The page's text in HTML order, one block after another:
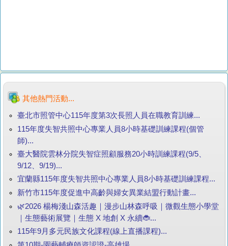
其他熱門活動...
臺北市照管中心115年度第3次長照人員在職教育訓練...
115年度失智共照中心專業人員8小時基礎訓練課程(個管
師)...
臺大醫院雲林分院失智症照顧服務20小時訓練課程(9/5、
9/12、9/19)...
宜蘭縣115年度失智共照中心專業人員8小時基礎訓練課程...
新竹市115年度促進中高齡與婦女異業結盟行動計畫...
🌿2026 楊梅淺山森活趣｜漫步山林森呼吸｜微觀生態小學堂
｜生態藝術展覽｜生態 X 地創 X 永續🐞...
115年9月多元民族文化課程(線上直播課程)...